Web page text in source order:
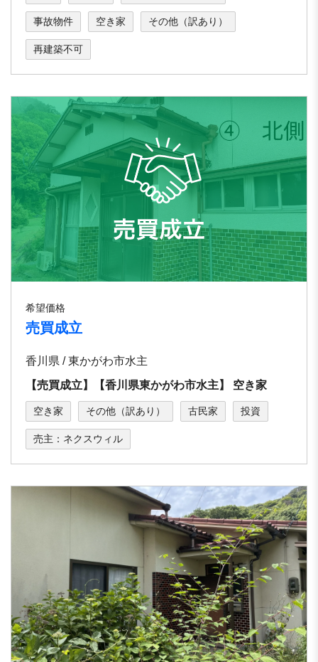
事故物件 空き家 その他（訳あり）
再建築不可
希望価格
売買成立
香川県 / 東かがわ市⽔主
【売買成立】【⾹川県東かがわ市⽔主】 空き家
空き家 その他（訳あり） 古民家 投資
売主：ネクスウィル